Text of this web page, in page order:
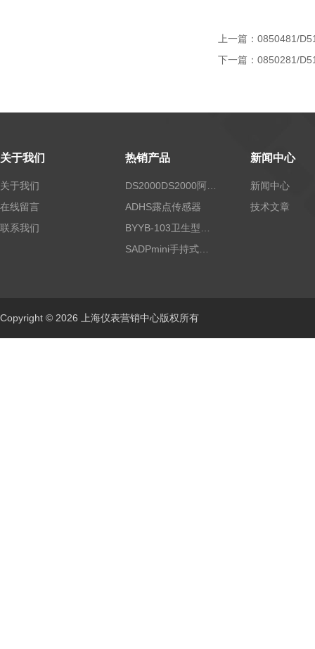
上一篇： 0850481/
下一篇： 0850281/
关于我们
关于我们
在线留言
联系我们
热销产品
ADHS露点传感器
新闻中心
新闻中心
技术文章
Copyright © 2026 上海仪表营销中心版权所有